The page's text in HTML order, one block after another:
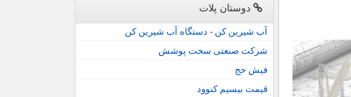
دوستان پلات
آب شیرین کن - دستگاه آب شیرین کن
شرکت صنعتی سخت پوشش
فیش حج
قیمت بیسیم کنوود